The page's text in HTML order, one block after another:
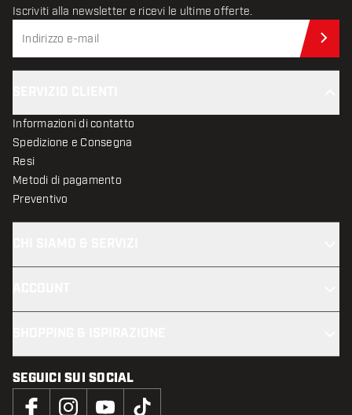
Iscriviti alla newsletter e ricevi le ultime offerte.
Informazioni di contatto
Spedizione e Consegna
Resi
Metodi di pagamento
Preventivo
SEGUICI SUI SOCIAL